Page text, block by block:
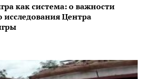
как система: о важности
Центра